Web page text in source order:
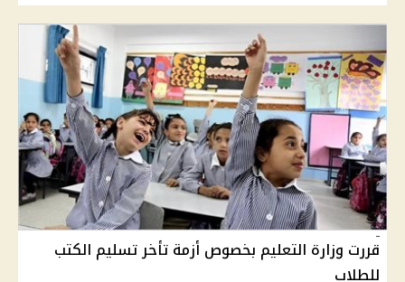
قررت وزارة التعليم بخصوص أزمة تأخر تسليم الكتب
للطلاب